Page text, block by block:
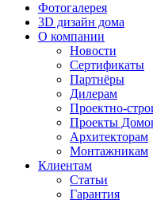
Фотогалерея
3D дизайн дома
О компании
Новости
Сертификаты
Партнёры
Дилерам
Проектно-
Проекты
Архитекторам
Монтажникам
Клиентам
Статьи
Гарантия